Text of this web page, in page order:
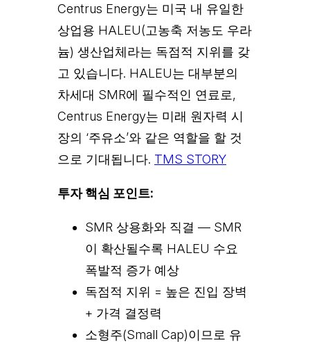
Centrus Energy는 미국 내 유일한
상업용 HALEU(고농축 저농도 우라
늄) 생산업체라는 독점적 지위를 갖
고 있습니다. HALEU는 대부분의
차세대 SMR에 필수적인 연료로,
Centrus Energy는 미래 원자력 시
장의 ‘주유소’와 같은 역할을 할 것
으로 기대됩니다. TMS STORY
투자 핵심 포인트:
SMR 상용화와 직결 — SMR
이 확산될수록 HALEU 수요
폭발적 증가 예상
독점적 지위 = 높은 진입 장벽
+ 가격 결정력
소형주(Small Cap)이므로 유